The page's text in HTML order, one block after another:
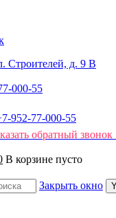
Строителей, д. 9 В
000-55
952-77-000-55
обратный звонок
В корзине пусто
Закрыть окно